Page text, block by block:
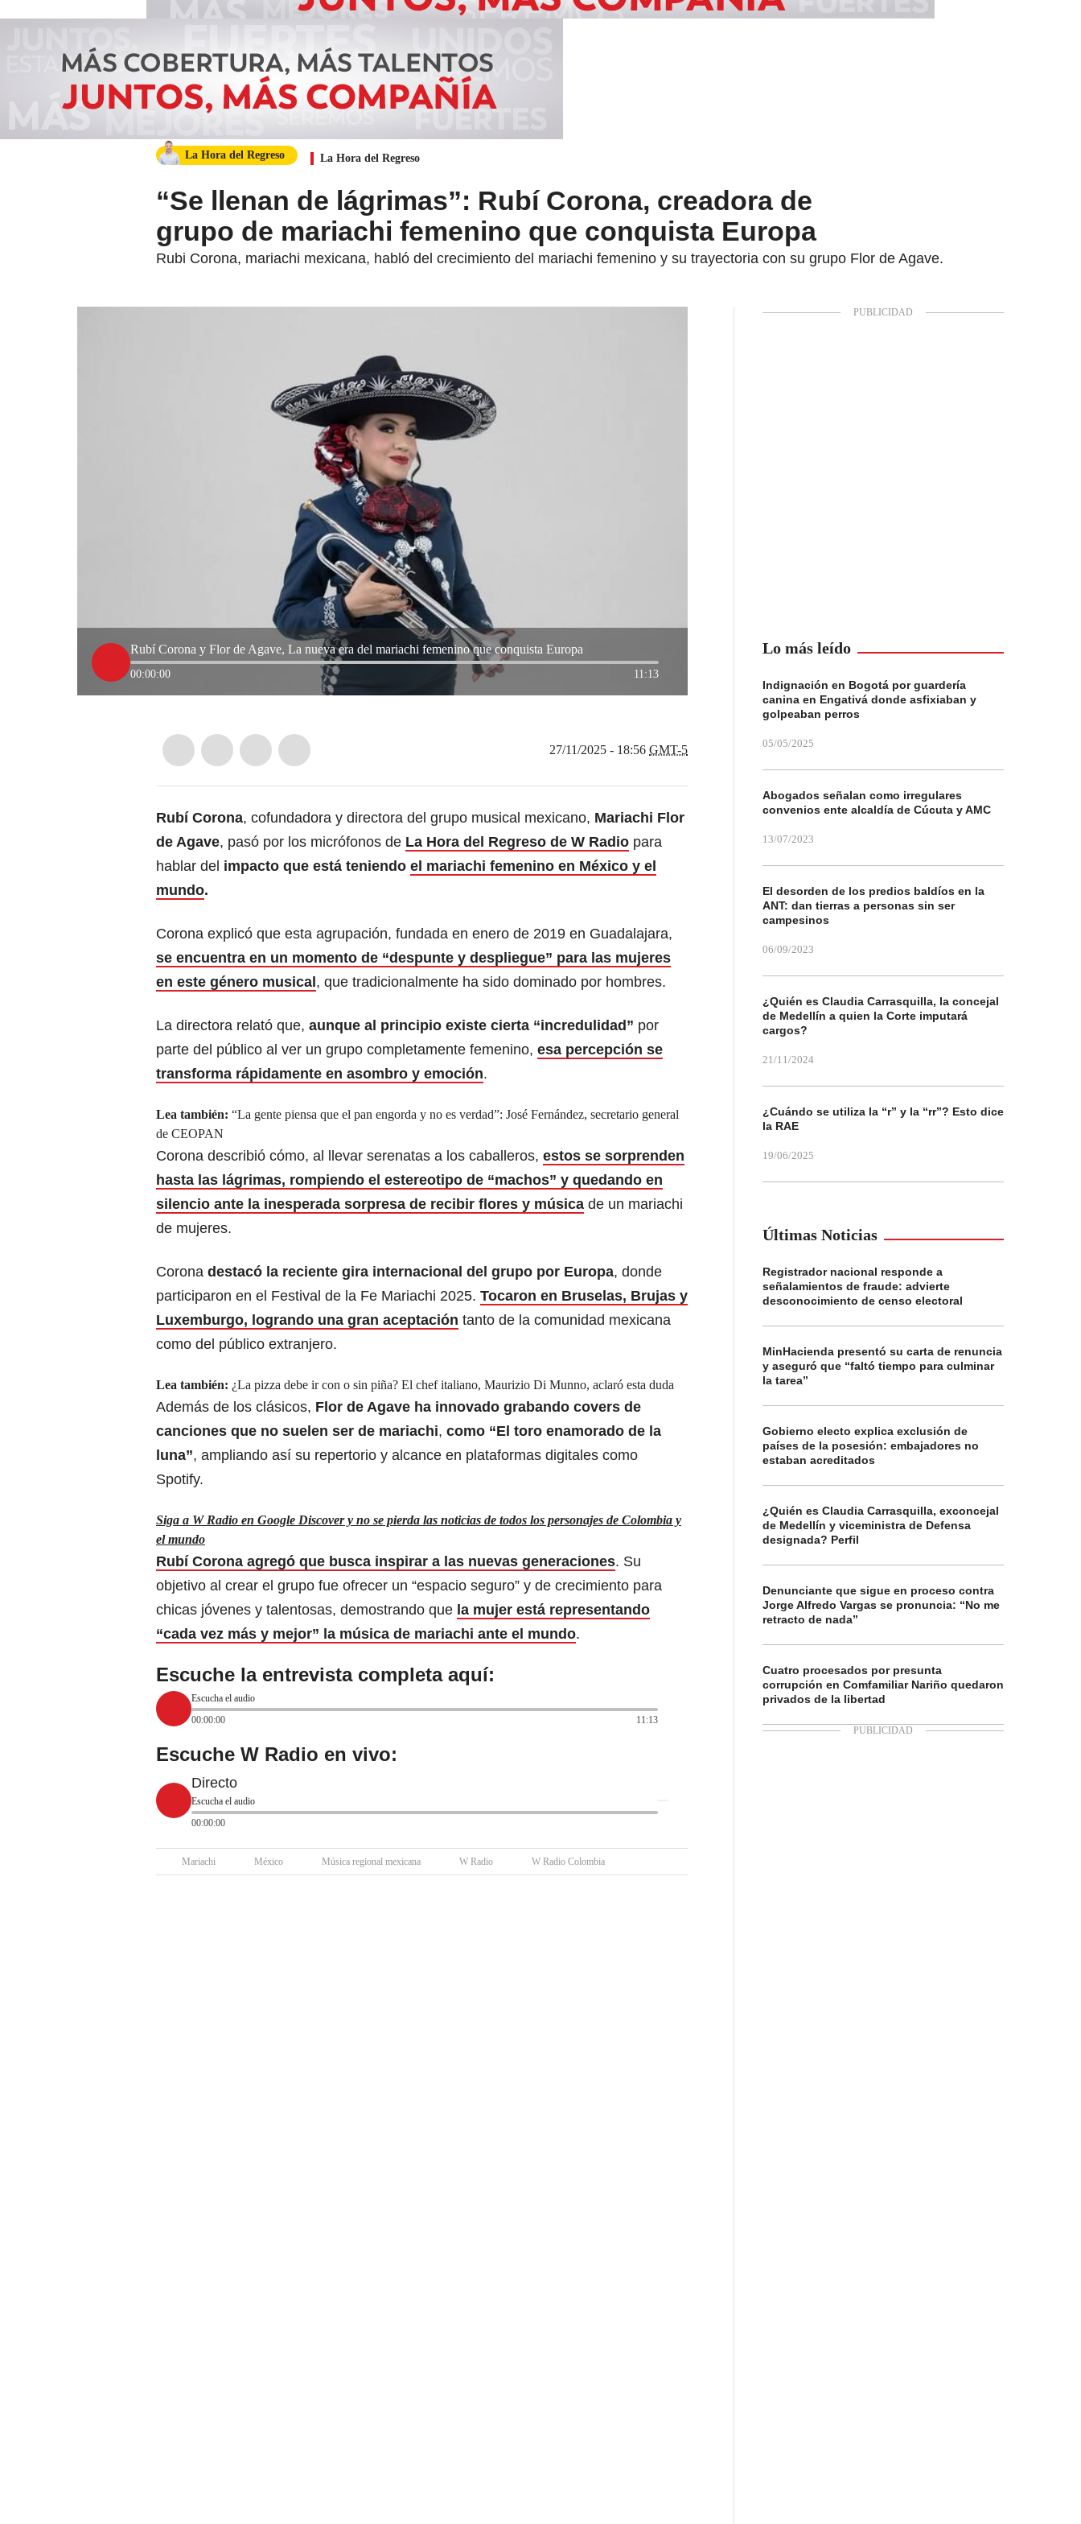
La Hora del Regreso La Hora del Regreso
“Se llenan de lágrimas”: Rubí Corona, creadora de
grupo de mariachi femenino que conquista Europa
Rubi Corona, mariachi mexicana, habló del crecimiento del mariachi femenino y su trayectoria con su grupo Flor de Agave.
Rubí Corona y Flor de Agave, La nueva era del mariachi femenino que conquista Europa
00:00:00 11:13
27/11/2025 - 18:56 GMT-5
Rubí Corona, cofundadora y directora del grupo musical mexicano, Mariachi Flor
de Agave, pasó por los micrófonos de La Hora del Regreso de W Radio para
hablar del impacto que está teniendo el mariachi femenino en México y el
mundo.
Corona explicó que esta agrupación, fundada en enero de 2019 en Guadalajara,
se encuentra en un momento de “despunte y despliegue” para las mujeres
en este género musical , que tradicionalmente ha sido dominado por hombres.
La directora relató que, aunque al principio existe cierta “incredulidad” por
parte del público al ver un grupo completamente femenino, esa percepción se
transforma rápidamente en asombro y emoción.
Lea también: “La gente piensa que el pan engorda y no es verdad”: José Fernández, secretario general
de CEOPAN
Corona describió cómo, al llevar serenatas a los caballeros, estos se sorprenden
hasta las lágrimas, rompiendo el estereotipo de “machos” y quedando en
silencio ante la inesperada sorpresa de recibir flores y música de un mariachi
de mujeres.
Corona destacó la reciente gira internacional del grupo por Europa, donde
participaron en el Festival de la Fe Mariachi 2025. Tocaron en Bruselas, Brujas y
Luxemburgo, logrando una gran aceptación tanto de la comunidad mexicana
como del público extranjero.
Lea también: ¿La pizza debe ir con o sin piña? El chef italiano, Maurizio Di Munno, aclaró esta duda
Además de los clásicos, Flor de Agave ha innovado grabando covers de
canciones que no suelen ser de mariachi, como “El toro enamorado de la
luna”, ampliando así su repertorio y alcance en plataformas digitales como
Spotify.
Siga a W Radio en Google Discover y no se pierda las noticias de todos los personajes de Colombia y
el mundo
Rubí Corona agregó que busca inspirar a las nuevas generaciones. Su
objetivo al crear el grupo fue ofrecer un “espacio seguro” y de crecimiento para
chicas jóvenes y talentosas, demostrando que la mujer está representando
“cada vez más y mejor” la música de mariachi ante el mundo.
Escuche la entrevista completa aquí:
Escucha el audio
00:00:00
11:13
Escuche W Radio en vivo:
Directo
Escucha el audio
00:00:00
Mariachi México Música regional mexicana W Radio W Radio Colombia
Lo más leído
Indignación en Bogotá por guardería
canina en Engativá donde asfixiaban y
golpeaban perros
05/05/2025
Abogados señalan como irregulares
convenios ente alcaldía de Cúcuta y AMC
13/07/2023
El desorden de los predios baldíos en la
ANT: dan tierras a personas sin ser
campesinos
06/09/2023
¿Quién es Claudia Carrasquilla, la concejal
de Medellín a quien la Corte imputará
cargos?
21/11/2024
¿Cuándo se utiliza la “r” y la “rr”? Esto dice
la RAE
19/06/2025
Últimas Noticias
Registrador nacional responde a
señalamientos de fraude: advierte
desconocimiento de censo electoral
MinHacienda presentó su carta de renuncia
y aseguró que “faltó tiempo para culminar
la tarea”
Gobierno electo explica exclusión de
países de la posesión: embajadores no
estaban acreditados
¿Quién es Claudia Carrasquilla, exconcejal
de Medellín y viceministra de Defensa
designada? Perfil
Denunciante que sigue en proceso contra
Jorge Alfredo Vargas se pronuncia: “No me
retracto de nada”
Cuatro procesados por presunta
corrupción en Comfamiliar Nariño quedaron
privados de la libertad